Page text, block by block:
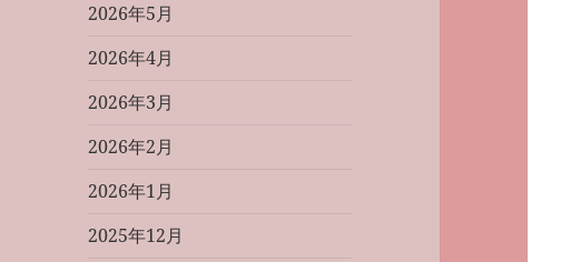
2026年5月
2026年4月
2026年3月
2026年2月
2026年1月
2025年12月